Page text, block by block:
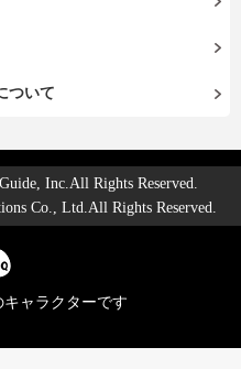
ついて
Inc.All Rights Reserved.
Co., Ltd.All Rights Reserved.
キャラクターです